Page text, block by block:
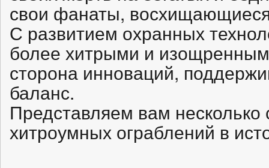
свои фанаты,
С развитием охранных
более хитрыми и
сторона инноваций,
баланс.
Представляем вам несколько
хитроумных ограблений в